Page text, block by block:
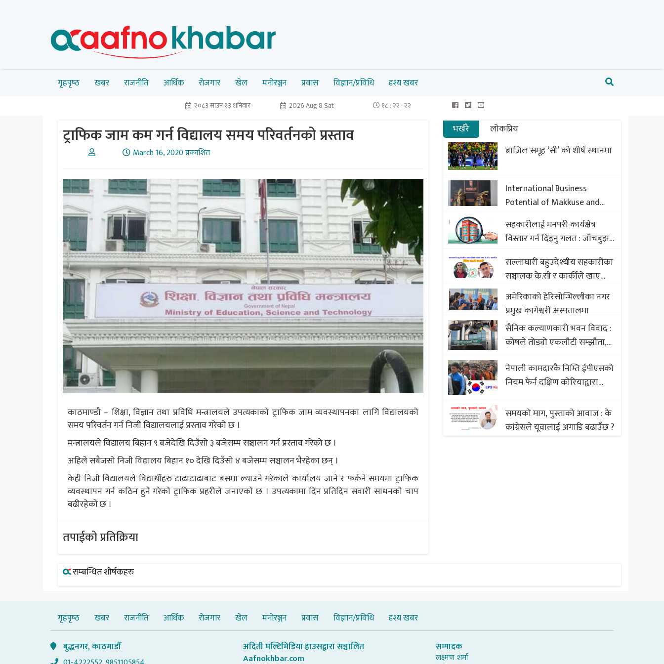
गृहपृष्‍ठ खबर राजनीति आर्थिक रोजगार खेल मनोरञ्जन प्रवास विज्ञान/प्रविधि दृश्य खबर
२०८३ साउन २३ शनिवार 2026 Aug 8 Sat १८ : २२ : २३
ट्राफिक जाम कम गर्न विद्यालय समय परिवर्तनकाे प्रस्ताव
March 16, 2020 प्रकाशित
काठमाण्डौ – शिक्षा, विज्ञान तथा प्रविधि मन्त्रालयले उपत्यकाकाे ट्राफिक जाम व्यवस्थापनका लागि विद्यालयको
समय परिवर्तन गर्न निजी विद्यालयलाई प्रस्ताव गरेकाे छ ।
मन्त्रालयले विद्यालय बिहान ९ बजेदेखि दिउँसो ३ बजेसम्म सञ्चालन गर्न प्रस्ताव गरेको छ ।
अहिले सबैजसो निजी विद्यालय बिहान १० देखि दिउँसो ४ बजेसम्म सञ्चालन भैरहेका छन् ।
केही निजी विद्यालयले विद्यार्थीहरु टाढाटाढाबाट बसमा ल्याउने गरेकाले कार्यालय जाने र फर्कने समयमा ट्राफिक
व्यवस्थापन गर्न कठिन हुने गरेकाे ट्राफिक प्रहरीले जनाएकाे छ । उपत्यकामा दिन प्रतिदिन सवारी साधनकाे चाप
बढीरहेकाे छ ।
तपाईको प्रतिक्रिया
भर्खरै
लोकप्रिय
ब्राजिल समूह ‘सी’ को शीर्ष स्थानमा
International Business
Potential of Makkuse and
Export Opportunities of
Nepali Sweets with Global
Comparison to Baklava
सहकारीलाई मनपरी कार्यक्षेत्र
विस्तार गर्न दिइनु गलत : जाँचबुझ
सल्लाघारी बहुउदेश्यीय सहकारीका
सञ्चालक के.सी र कार्कीले खाए
सदस्यको करोडौं बचत
अमेरिकाको हेरिसोन्भिल्लीका नगर
प्रमुख कागेश्वरी अस्पतालमा
सैनिक कल्याणकारी भवन विवाद :
कोषले तोड्यो एकलौटी सम्झौता,
बिखलबन्दमा (भिडियो)
नेपाली कामदारकै निम्ति ईपीएसको
नियम फेर्न दक्षिण कोरियाद्वारा
समयको माग, पुस्ताको आवाज : के
कांग्रेसले यूवालाई अगाडि बढाउँछ ?
सम्बन्धित शीर्षकहरु
गृहपृष्‍ठ खबर राजनीति आर्थिक रोजगार खेल मनोरञ्जन प्रवास विज्ञान/प्रविधि दृश्य खबर
बुद्धनगर, काठमाडौँ
अदिती मल्टिमिडिया हाउसद्वारा सञ्चालित
Aafnokhbar.com
सम्पादक
लक्ष्मण शर्मा